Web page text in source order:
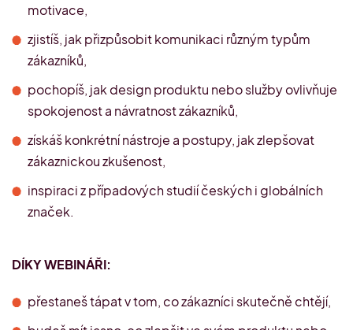
motivace,
zjistíš, jak přizpůsobit komunikaci různým typům
zákazníků,
pochopíš, jak design produktu nebo služby ovlivňuje
spokojenost a návratnost zákazníků,
získáš konkrétní nástroje a postupy, jak zlepšovat
zákaznickou zkušenost,
inspiraci z případových studií českých i globálních
značek.
DÍKY WEBINÁŘI:
přestaneš tápat v tom, co zákazníci skutečně chtějí,